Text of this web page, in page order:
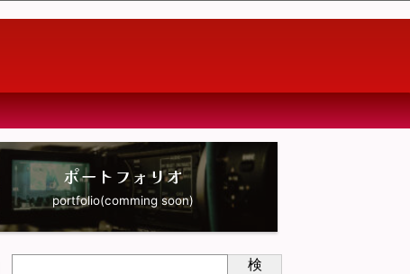
ポートフォリオ
portfolio(comming soon)
検